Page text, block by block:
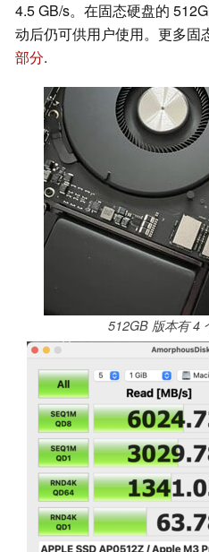
4.5 GB/s。在固态硬盘的
动后仍可供用户使用。更多固
部分.
512GB 版本有 4